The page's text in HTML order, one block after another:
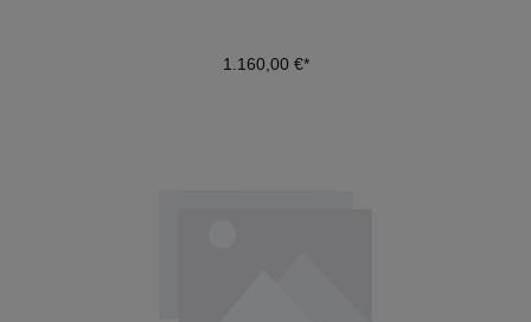
1.160,00 €*
DETAILS